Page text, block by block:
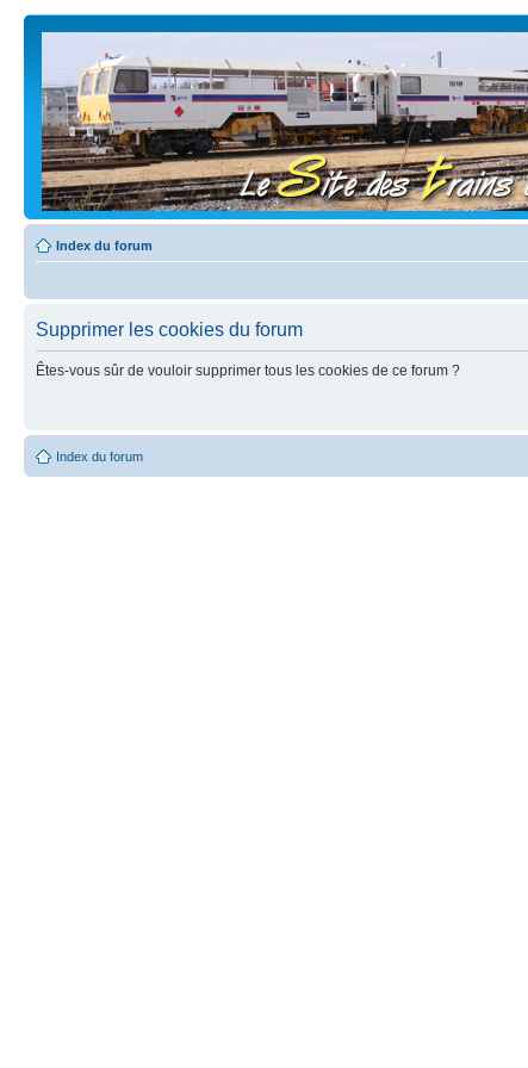
Index du forum
Supprimer les cookies du forum
Êtes-vous sûr de vouloir supprimer tous les cookies de ce forum ?
Index du forum